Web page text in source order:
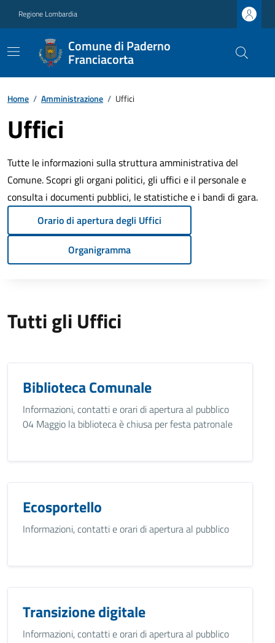
Regione Lombardia
Comune di Paderno
Franciacorta
Home / Amministrazione / Uffici
Uffici
Tutte le informazioni sulla struttura amministrativa del
Comune. Scopri gli organi politici, gli uffici e il personale e
consulta i documenti pubblici, le statistiche e i bandi di gara.
Orario di apertura degli Uffici
Organigramma
Tutti gli Uffici
Biblioteca Comunale
Informazioni, contatti e orari di apertura al pubblico
04 Maggio la biblioteca è chiusa per festa patronale
Ecosportello
Informazioni, contatti e orari di apertura al pubblico
Transizione digitale
Informazioni, contatti e orari di apertura al pubblico